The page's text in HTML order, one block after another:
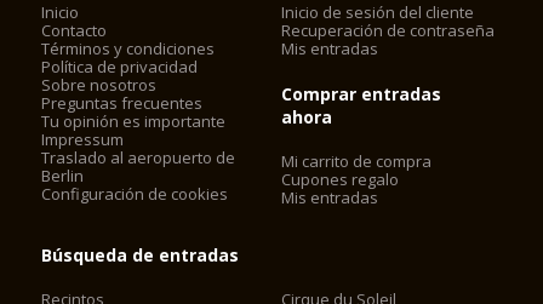
Inicio
Contacto
Términos y condiciones
Política de privacidad
Sobre nosotros
Preguntas frecuentes
Tu opinión es importante
Impressum
Traslado al aeropuerto de
Berlin
Configuración de cookies
Inicio de sesión del cliente
Recuperación de contraseña
Mis entradas
Comprar entradas
ahora
Mi carrito de compra
Cupones regalo
Mis entradas
Búsqueda de entradas
Recintos Cirque du Soleil